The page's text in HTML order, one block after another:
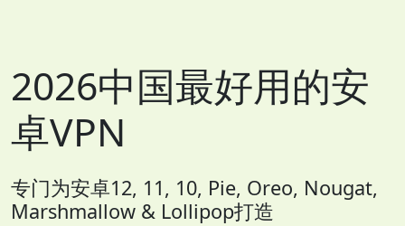
2026中国最好用的安
卓VPN
专门为安卓12, 11, 10, Pie, Oreo, Nougat,
Marshmallow & Lollipop打造